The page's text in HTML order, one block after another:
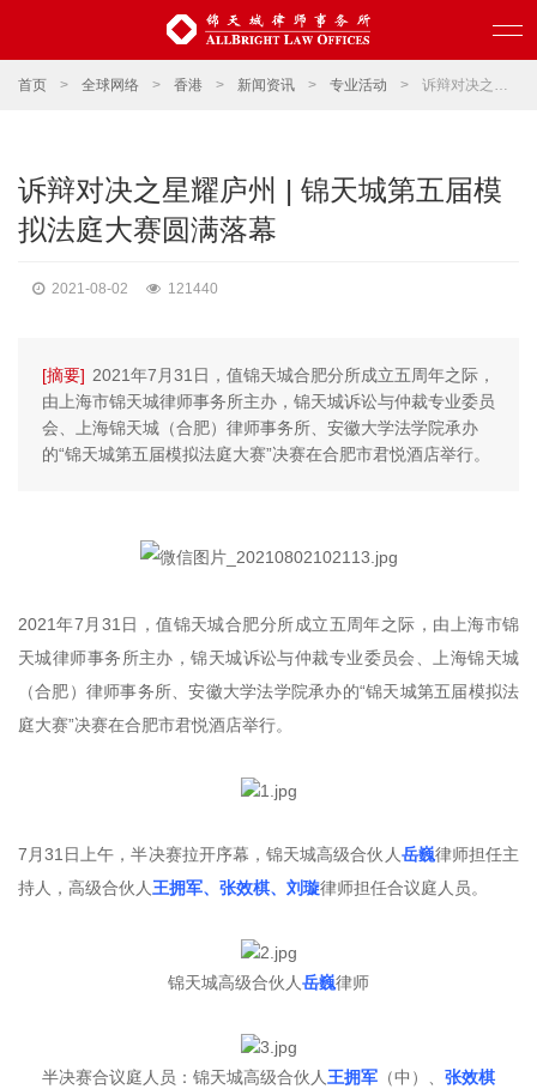
首页 > 全球网络 > 香港 > 新闻资讯 > 专业活动 > 诉辩对决之星耀庐州 | 锦天城第五届模拟法庭大赛圆满落幕
诉辩对决之星耀庐州 | 锦天城第五届模
拟法庭大赛圆满落幕
2021-08-02 121440
[摘要] 2021年7月31日，值锦天城合肥分所成立五周年之际，
由上海市锦天城律师事务所主办，锦天城诉讼与仲裁专业委员
会、上海锦天城（合肥）律师事务所、安徽大学法学院承办
的“锦天城第五届模拟法庭大赛”决赛在合肥市君悦酒店举行。
2021年7月31日，值锦天城合肥分所成立五周年之际，由上海市锦
天城律师事务所主办，锦天城诉讼与仲裁专业委员会、上海锦天城
（合肥）律师事务所、安徽大学法学院承办的“锦天城第五届模拟法
庭大赛”决赛在合肥市君悦酒店举行。
7月31日上午，半决赛拉开序幕，锦天城高级合伙人岳巍律师担任主
持人，高级合伙人 王拥军、张效棋、刘璇律师担任合议庭人员。
锦天城高级合伙人岳巍律师
半决赛合议庭人员：锦天城高级合伙人 王拥军 （中）、 张效棋